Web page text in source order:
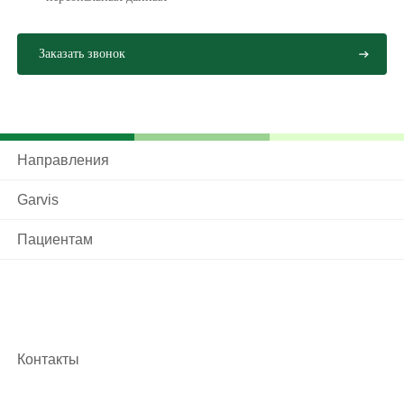
доброкачественности структуры узлов возможно
полное лечение пациента, но это не исключает
Направления
Garvis
Пациентам
Контакты